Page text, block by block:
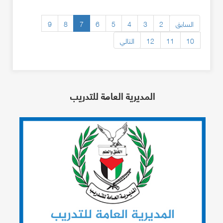
السابق 2
3
4
5
6
7
8
9
10
11
12 التالي
المديرية العامة للتدريب